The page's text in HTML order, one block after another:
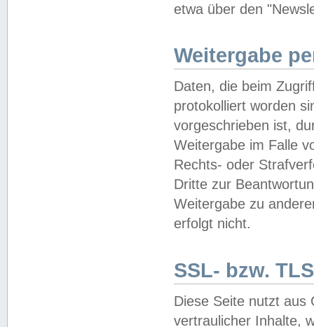
etwa über den
Weitergabe
Daten, die beim
protokolliert worden
vorgeschrieben ist,
Weitergabe im Falle
Rechts- oder
Dritte zur
Weitergabe zu
erfolgt nicht.
SSL- bzw.
Diese Seite nutzt aus
vertraulicher Inhalte,